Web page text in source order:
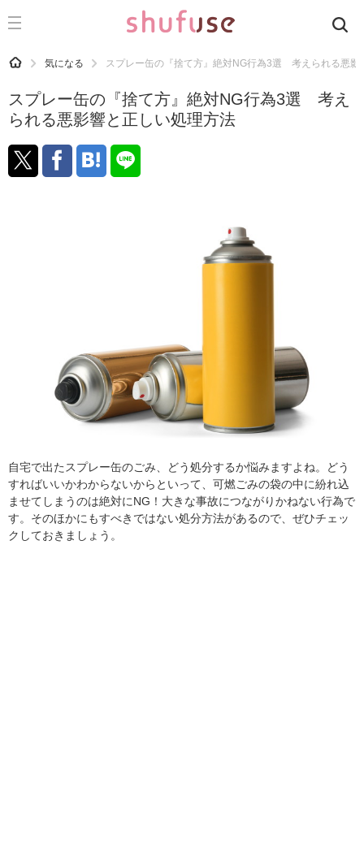
CATEGORY 記事カテゴリ
運気
洗濯
生活の知恵
おすすめ
HOME 気になる スプレー缶の『捨て方』絶対NG行為3選 考えられる悪影
スプレー缶の『捨て方』絶対NG行為3選 考え
られる悪影響と正しい処理方法
自宅で出たスプレー缶のごみ、どう処分するか悩みますよね。どう
すればいいかわからないからといって、可燃ごみの袋の中に紛れ込
ませてしまうのは絶対にNG！大きな事故につながりかねない行為で
す。そのほかにもすべきではない処分方法があるので、ぜひチェッ
クしておきましょう。